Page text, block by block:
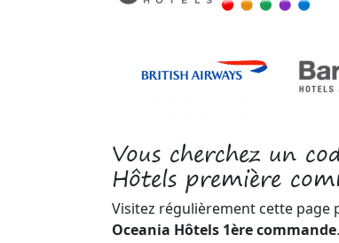
Vous cherchez un
Hôtels première
Visitez régulièrement cette page
Oceania Hôtels 1ère commande